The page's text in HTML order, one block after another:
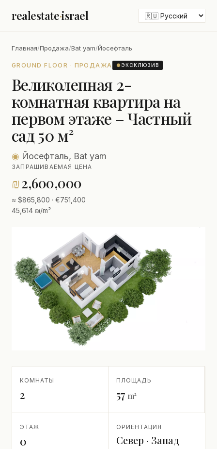
realestate·israel
Главная/Продажа/Bat yam/Йосефталь
GROUND FLOOR · ПРОДАЖА ●ЭКСКЛЮЗИВ
Великолепная 2-
комнатная квартира на
первом этаже – Частный
сад 50 м²
◉ Йосефталь, Bat yam
ЗАПРАШИВАЕМАЯ ЦЕНА
₪2,600,000
≈ $865,800 · €751,400
45,614 ₪/m²
КОМНАТЫ
2
ПЛОЩАДЬ
57 m²
ЭТАЖ
0
ОРИЕНТАЦИЯ
Север · Запад